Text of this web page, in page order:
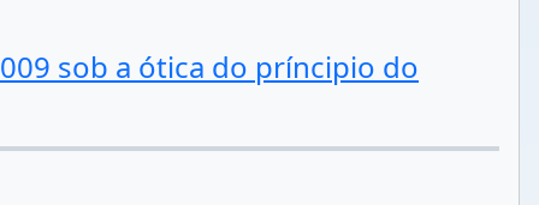
sob a ótica do príncipio do